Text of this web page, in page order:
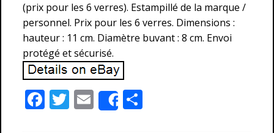
(prix pour les 6 verres). Estampillé de la marque /
personnel. Prix pour les 6 verres. Dimensions :
hauteur : 11 cm. Diamètre buvant : 8 cm. Envoi
protégé et sécurisé.
F T E
m
Share